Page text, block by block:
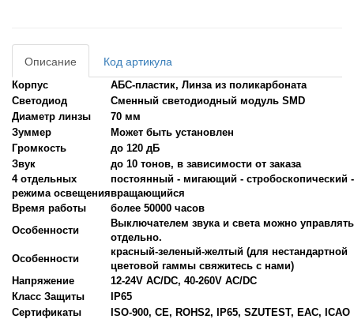
Описание Код артикула
Корпус
АБС-пластик, Линза из поликарбоната
Светодиод
Сменный светодиодный модуль SMD
Диаметр линзы
70 мм
Зуммер
Может быть установлен
Громкость
до 120 дБ
Звук
до 10 тонов, в зависимости от заказа
4 отдельных
режима освещения
постоянный - мигающий - стробоскопический -
вращающийся
Время работы
более 50000 часов
Особенности
Выключателем звука и света можно управлять
отдельно.
Особенности
красный-зеленый-желтый (для нестандартной
цветовой гаммы свяжитесь с нами)
Напряжение
12-24V AC/DC, 40-260V AC/DC
Класс Защиты
IP65
Сертификаты
ISO-900, CE, ROHS2, IP65, SZUTEST, EAC, ICAO